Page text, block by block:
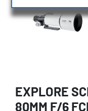
EXPLORE
80MM F/6